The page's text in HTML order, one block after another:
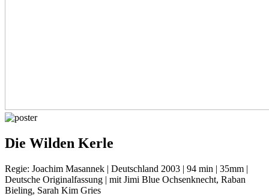
Die Wilden Kerle
Regie: Joachim Masannek | Deutschland 2003 | 94 min | 35mm |
Deutsche Originalfassung | mit Jimi Blue Ochsenknecht, Raban
Bieling, Sarah Kim Gries